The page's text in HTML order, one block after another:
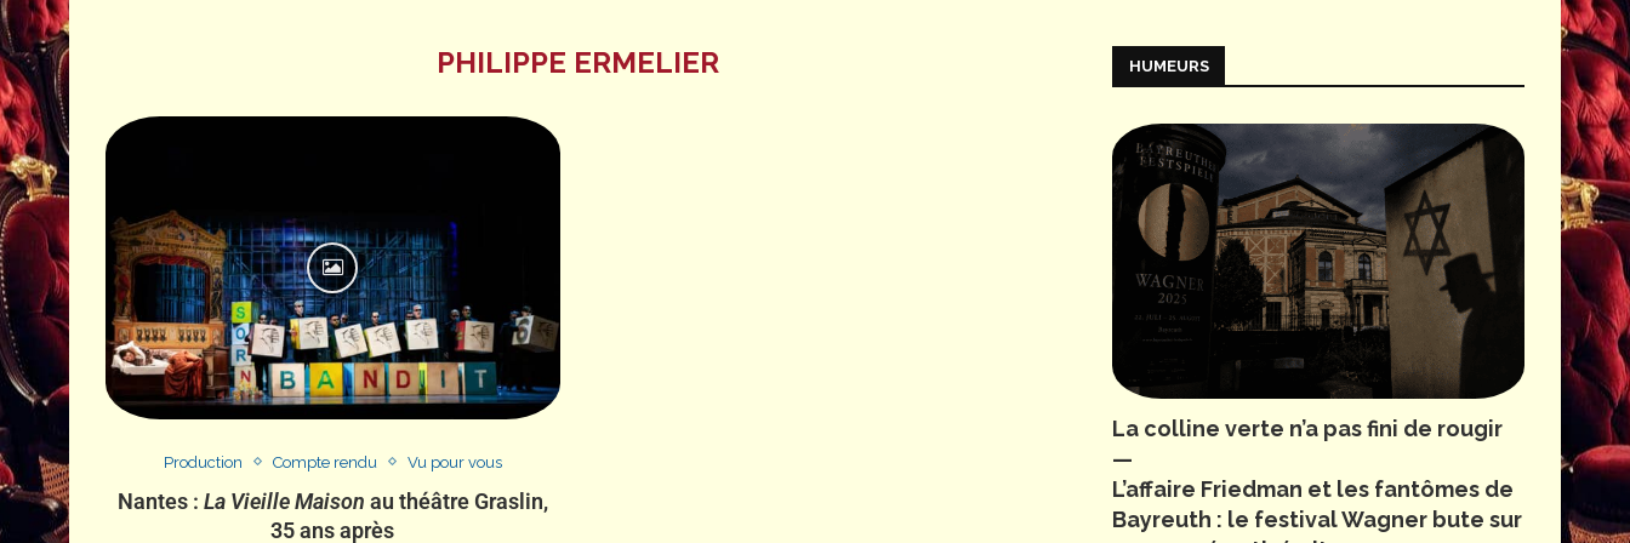
PHILIPPE ERMELIER
Production Compte rendu Vu pour vous
Nantes : La Vieille Maison au théâtre Graslin,
35 ans après
HUMEURS
La colline verte n’a pas fini de rougir
—
L’affaire Friedman et les fantômes de
Bayreuth : le festival Wagner bute sur